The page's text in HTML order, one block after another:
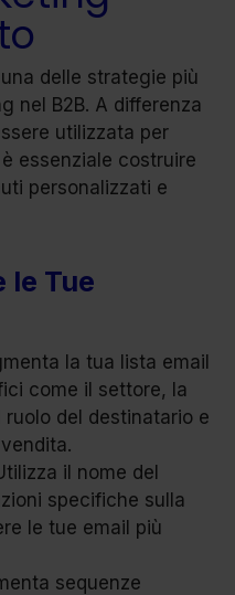
delle strategie più
nel B2B. A differenza
utilizzata per
essenziale costruire
personalizzati e
le Tue
la tua lista email
come il settore, la
del destinatario e
il nome del
specifiche sulla
le tue email più
sequenze